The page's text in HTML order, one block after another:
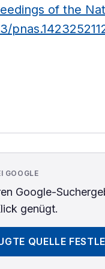
of the
GOOGLE
Google-
genügt.
QUELLE